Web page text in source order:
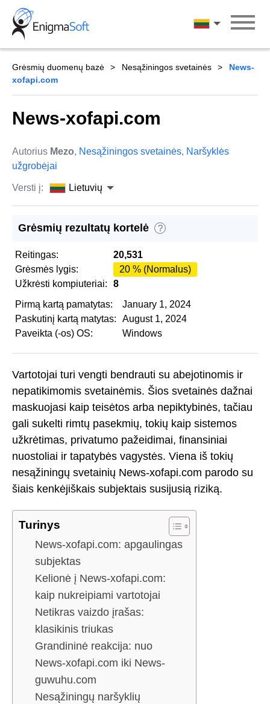
Skip
content
Lietuvių
Grėsmių duomenų bazė Nesąžiningos svetainės
News-
xofapi.com
News-xofapi.com
Autorius Mezo, Nesąžiningos svetainės, Naršyklės
užgrobėjai
Versti į: Lietuvių
Grėsmių rezultatų kortelė ?
Reitingas:
20,531
Grėsmės lygis:
20 % (Normalus)
Užkrėsti kompiuteriai:
8
Pirmą kartą pamatytas:
January 1, 2024
Paskutinį kartą matytas:
August 1, 2024
Paveikta (-os) OS:
Windows
Vartotojai turi vengti bendrauti su abejotinomis ir
nepatikimomis svetainėmis. Šios svetainės dažnai
maskuojasi kaip teisėtos arba nepiktybinės, tačiau
gali sukelti rimtų pasekmių, tokių kaip sistemos
užkrėtimas, privatumo pažeidimai, finansiniai
nuostoliai ir tapatybės vagystės. Viena iš tokių
nesąžiningų svetainių News-xofapi.com parodo su
šiais kenkėjiškais subjektais susijusią riziką.
Turinys
News-xofapi.com: apgaulingas
subjektas
Kelionė į News-xofapi.com:
kaip nukreipiami vartotojai
Netikras vaizdo įrašas:
klasikinis triukas
Grandininė reakcija: nuo
News-xofapi.com iki News-
guwuhu.com
Nesąžiningų naršyklių